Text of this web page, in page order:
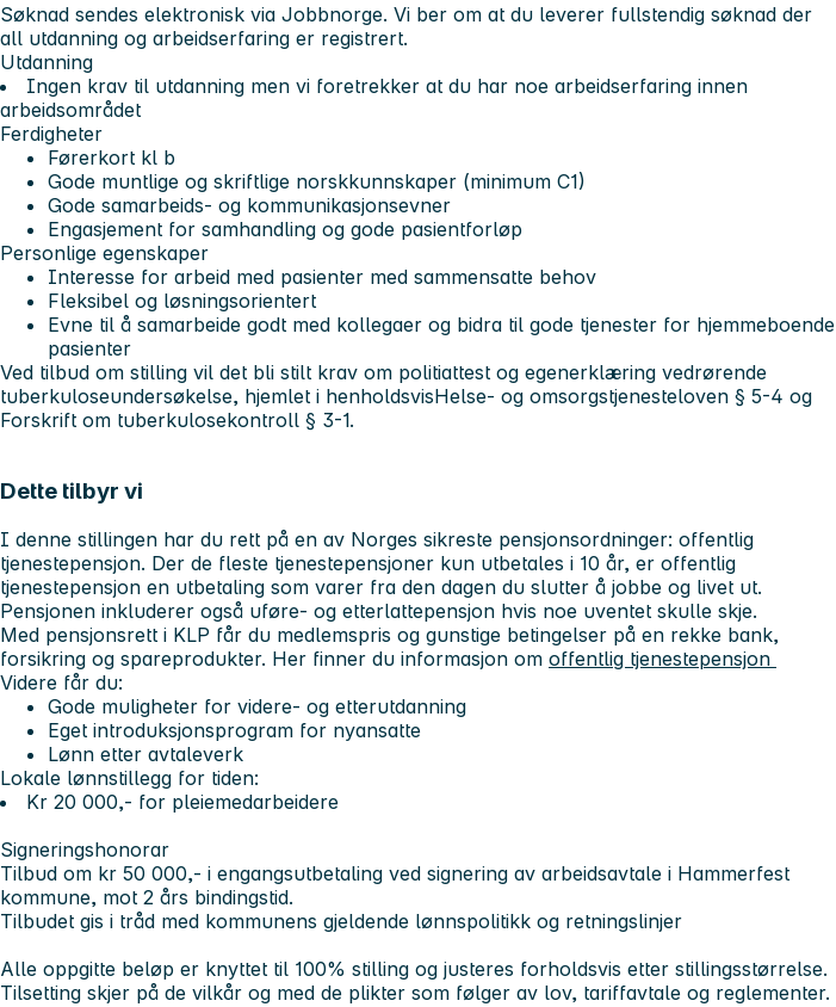
Søknad sendes elektronisk via Jobbnorge. Vi ber om at du leverer fullstendig søknad der
all utdanning og arbeidserfaring er registrert.
Utdanning
Ingen krav til utdanning men vi foretrekker at du har noe arbeidserfaring innen
arbeidsområdet
Ferdigheter
Førerkort kl b
Gode muntlige og skriftlige norskkunnskaper (minimum C1)
Gode samarbeids- og kommunikasjonsevner
Engasjement for samhandling og gode pasientforløp
Personlige egenskaper
Interesse for arbeid med pasienter med sammensatte behov
Fleksibel og løsningsorientert
Evne til å samarbeide godt med kollegaer og bidra til gode tjenester for hjemmeboende
pasienter
Ved tilbud om stilling vil det bli stilt krav om politiattest og egenerklæring vedrørende
tuberkuloseundersøkelse, hjemlet i henholdsvisHelse- og omsorgstjenesteloven § 5-4 og
Forskrift om tuberkulosekontroll § 3-1.
Dette tilbyr vi
I denne stillingen har du rett på en av Norges sikreste pensjonsordninger: offentlig
tjenestepensjon. Der de fleste tjenestepensjoner kun utbetales i 10 år, er offentlig
tjenestepensjon en utbetaling som varer fra den dagen du slutter å jobbe og livet ut.
Pensjonen inkluderer også uføre- og etterlattepensjon hvis noe uventet skulle skje.
Med pensjonsrett i KLP får du medlemspris og gunstige betingelser på en rekke bank,
forsikring og spareprodukter. Her finner du informasjon om offentlig tjenestepensjon
Videre får du:
Gode muligheter for videre- og etterutdanning
Eget introduksjonsprogram for nyansatte
Lønn etter avtaleverk
Lokale lønnstillegg for tiden:
Kr 20 000,- for pleiemedarbeidere
Signeringshonorar
Tilbud om kr 50 000,- i engangsutbetaling ved signering av arbeidsavtale i Hammerfest
kommune, mot 2 års bindingstid.
Tilbudet gis i tråd med kommunens gjeldende lønnspolitikk og retningslinjer
Alle oppgitte beløp er knyttet til 100% stilling og justeres forholdsvis etter stillingsstørrelse.
Tilsetting skjer på de vilkår og med de plikter som følger av lov, tariffavtale og reglementer.